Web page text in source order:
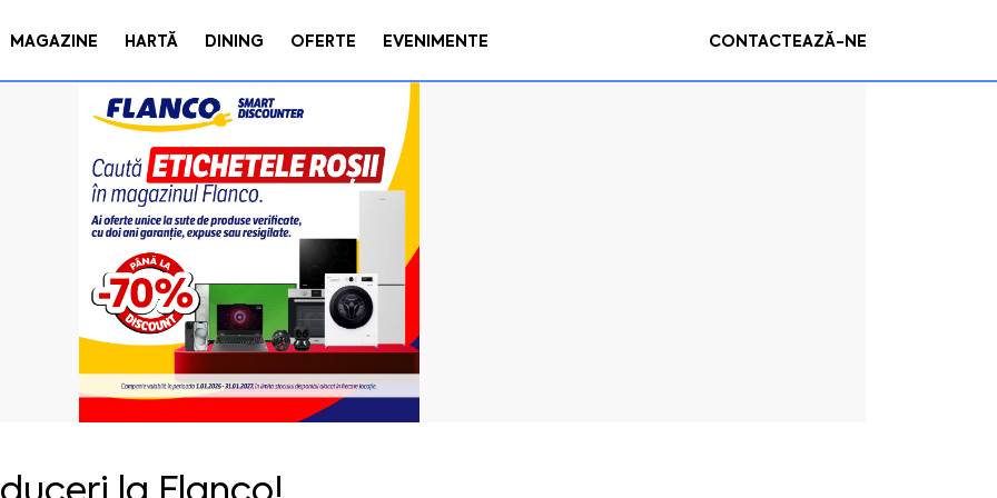
MAGAZINE HARTĂ DINING OFERTE EVENIMENTE CONTACTEAZĂ-NE